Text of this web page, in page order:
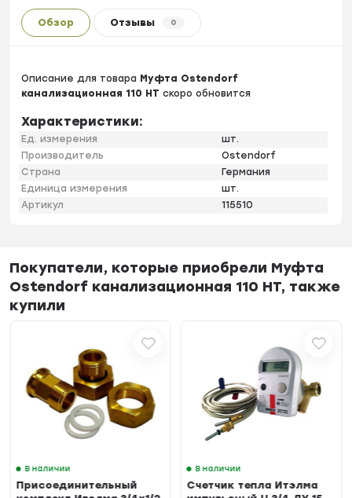
Обзор Отзывы 0
Описание для товара Муфта Ostendorf
канализационная 110 НТ скоро обновится
Характеристики:
Ед. измерения
шт.
Производитель
Ostendorf
Страна
Германия
Единица измерения
шт.
Артикул
115510
Покупатели, которые приобрели Муфта
Ostendorf канализационная 110 НТ, также
купили
В наличии
Присоединительный
В наличии
Счетчик тепла Итэлма